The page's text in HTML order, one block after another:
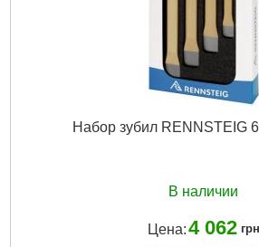
Набор зубил RENNSTEIG
В наличии
Цена:4 062 грн